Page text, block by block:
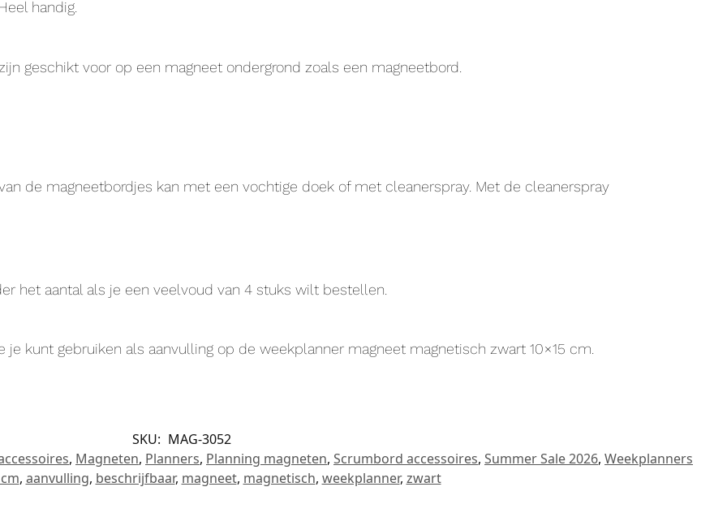
handig.
geschikt voor op een magneet ondergrond zoals een magneetbord.
de magneetbordjes kan met een vochtige doek of met cleanerspray. Met de cleanerspray
het aantal als je een veelvoud van 4 stuks wilt bestellen.
kunt gebruiken als aanvulling op de weekplanner magneet magnetisch zwart 10×15 cm.
SKU: MAG-3052
, Magneten, Planners, Planning magneten, Scrumbord accessoires, Summer Sale 2026, Weekplanners
, aanvulling, beschrijfbaar, magneet, magnetisch, weekplanner, zwart